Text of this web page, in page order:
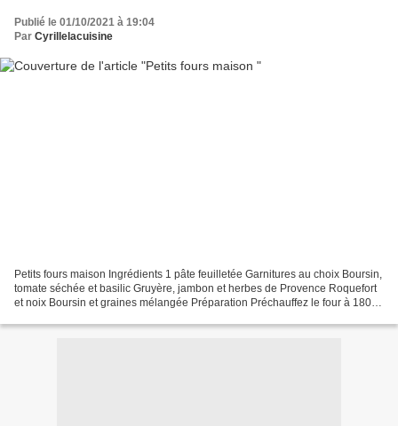
Publié le 01/10/2021 à 19:04
Par Cyrillelacuisine
Petits fours maison Ingrédients 1 pâte feuilletée Garnitures au choix Boursin,
tomate séchée et basilic Gruyère, jambon et herbes de Provence Roquefort
et noix Boursin et graines mélangée Préparation Préchauffez le four à 180